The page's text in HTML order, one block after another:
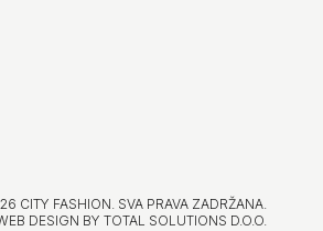
CITY FASHION. SVA PRAVA ZADRŽANA.
DESIGN BY TOTAL SOLUTIONS D.O.O.